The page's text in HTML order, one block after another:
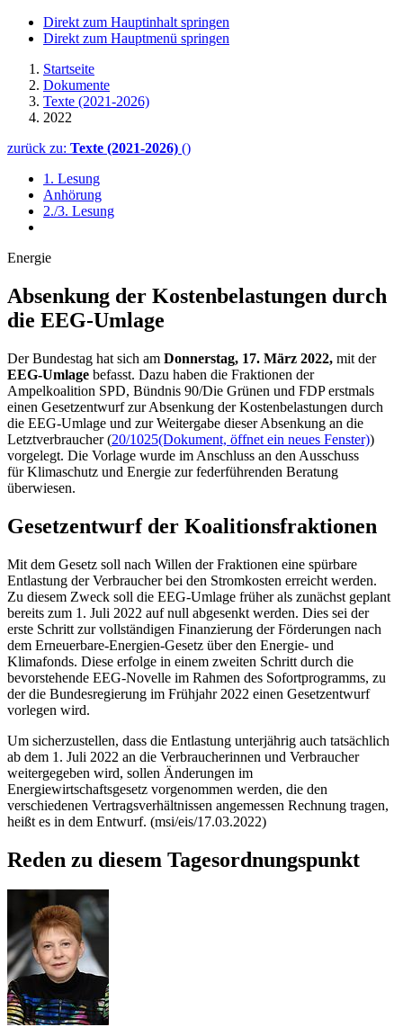
Direkt zum Hauptinhalt springen
Direkt zum Hauptmenü springen
Startseite
Dokumente
Texte (2021-2026)
2022
zurück zu: Texte (2021-2026) ()
1. Lesung
Anhörung
2./3. Lesung
Energie
Absenkung der Kosten­belastungen durch
die EEG-Umlage
Der Bundestag hat sich am Donnerstag, 17. März 2022, mit der
EEG-Umlage befasst. Dazu haben die Fraktionen der
Ampelkoalition SPD, Bündnis 90/Die Grünen und FDP erstmals
einen Gesetzentwurf zur Absenkung der Kostenbelastungen durch
die EEG-Umlage und zur Weitergabe dieser Absenkung an die
Letztverbraucher (20/1025(Dokument, öffnet ein neues Fenster))
vorgelegt. Die Vorlage wurde im Anschluss an den Ausschuss
für Klimaschutz und Energie zur federführenden Beratung
überwiesen.
Gesetzentwurf der Koalitionsfraktionen
Mit dem Gesetz soll nach Willen der Fraktionen eine spürbare
Entlastung der Verbraucher bei den Stromkosten erreicht werden.
Zu diesem Zweck soll die EEG-Umlage früher als zunächst geplant
bereits zum 1. Juli 2022 auf null abgesenkt werden. Dies sei der
erste Schritt zur vollständigen Finanzierung der Förderungen nach
dem Erneuerbare-Energien-Gesetz über den Energie- und
Klimafonds. Diese erfolge in einem zweiten Schritt durch die
bevorstehende EEG-Novelle im Rahmen des Sofortprogramms, zu
der die Bundesregierung im Frühjahr 2022 einen Gesetzentwurf
vorlegen wird.
Um sicherzustellen, dass die Entlastung unterjährig auch tatsächlich
ab dem 1. Juli 2022 an die Verbraucherinnen und Verbraucher
weitergegeben wird, sollen Änderungen im
Energiewirtschaftsgesetz vorgenommen werden, die den
verschiedenen Vertragsverhältnissen angemessen Rechnung tragen,
heißt es in dem Entwurf. (msi/eis/17.03.2022)
Reden zu diesem Tagesordnungspunkt